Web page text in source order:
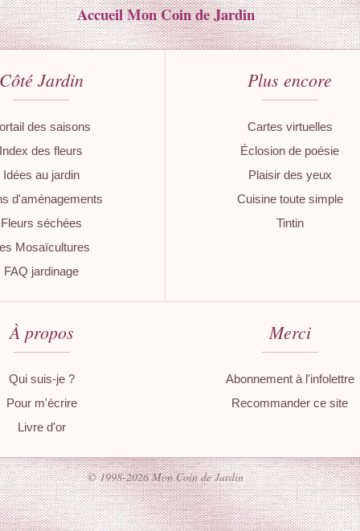
Accueil Mon Coin de Jardin
Jardin
des saisons
Index des fleurs
Idées au jardin
d'aménagements
Fleurs séchées
Mosaïcultures
FAQ jardinage
Plus encore
Cartes virtuelles
Éclosion de poésie
Plaisir des yeux
Cuisine toute simple
Tintin
À propos
Qui suis-je ?
Pour m'écrire
Livre d'or
Merci
Abonnement à l'infolettre
Recommander ce site
© 1998-2026 Mon Coin de Jardin